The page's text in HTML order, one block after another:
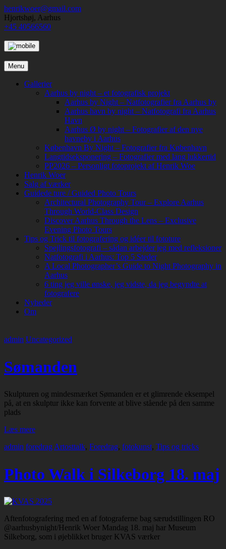
Skip
to
content
henrikwoer@gmail.com
Hjortshøj, Aarhus
+45 40566560
Menu
Gallerier
Aarhus by night – et fotografisk projekt
Aarhus by Night – Natfotografier fra Aarhus by
Aarhus havn by night – Natfotografi fra Aarhus
Havn
Aarhus Ø by night – Fotografier af den nye
havneby i Aarhus
København By Night – Fotografier fra København
Langtidseksponering – Fotografier med lang lukkertid
PP2026 – Personligt fotoprojekt af Henrik Woe
Henrik Woer
Salg af værker
Guidede ture / Guided Photo Tours
Architectural Photography Tour – Explore Aarhus
Through World-Class Design
Discover Aarhus Through the Lens – Exclusive
Evening Photo Tours
Tips og Trick til fotografering og idéer til fototure
Spejlingsfotografi – sådan arbejder jeg med refleksioner
Natfotografi i Aarhus: Top 5 Steder
A Local Photographer’s Guide to Night Photography in
Aarhus
6 ting jeg ville ønske, jeg vidste, da jeg begyndte at
fotografere
Nyheder
Om
admin Uncategorized
Sømanden
Skulpturen og mindesmærket Sømanden er et glimrende eksempel
på, at en skulptur ikke kan forvente at blive stående på den samme
plads
Læs mere
admin foredrag Artosttalk, Foredrag, fotokunst, Tips og tricks
Photo Walk i Silkeborg 18. maj
Aftenfotografering med en af fotograferne bag særudstillingen RO
@aarhusbynight/Henrik Woer Mandag 18. maj har Museum
Silkeborg, som i øjeblikket bruger KVAS værker